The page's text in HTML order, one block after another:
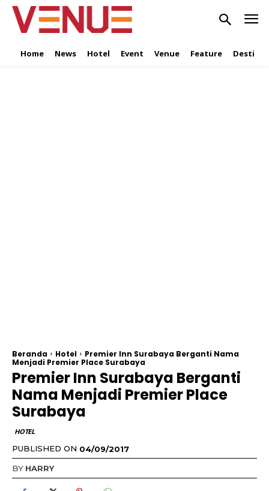
Home News Hotel Event Venue Feature
Beranda Hotel
Premier Inn Surabaya Berganti Nama
Menjadi Premier Place Surabaya
Premier Inn Surabaya Berganti
Nama Menjadi Premier Place
Surabaya
HOTEL
PUBLISHED ON 04/09/2017
BY HARRY